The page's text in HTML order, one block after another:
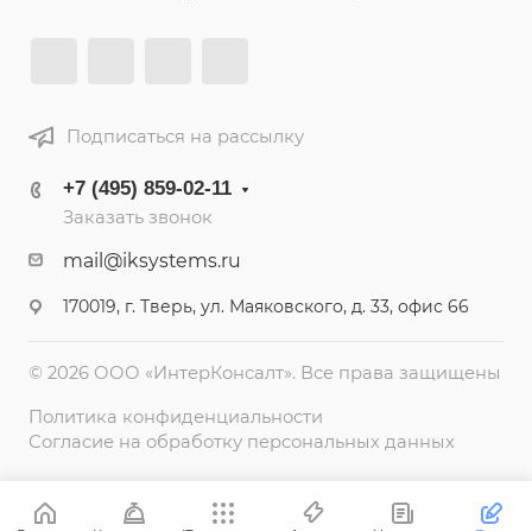
Подписаться на рассылку
+7 (495) 859-02-11
Заказать звонок
mail@iksystems.ru
170019, г. Тверь, ул. Маяковского, д. 33, офис 66
© 2026 ООО «ИнтерКонсалт». Все права защищены
Политика конфиденциальности
Согласие на обработку персональных данных